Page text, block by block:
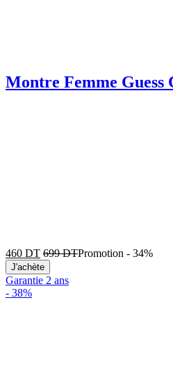
Montre Femme Guess
460 DT 699DTPromotion - 34%
J'achète
Garantie 2 ans
- 38%